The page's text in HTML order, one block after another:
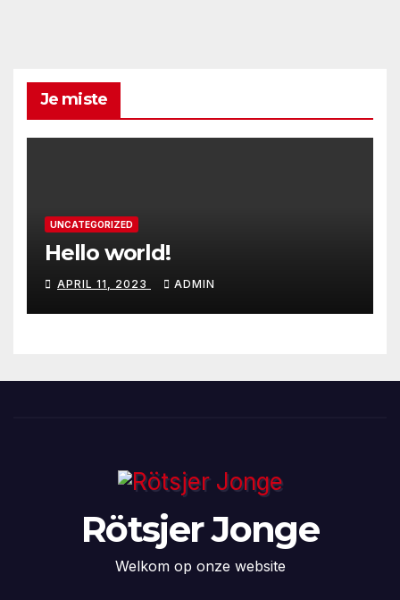
Je miste
UNCATEGORIZED
Hello world!
APRIL 11, 2023 ADMIN
Rötsjer Jonge
Welkom op onze website